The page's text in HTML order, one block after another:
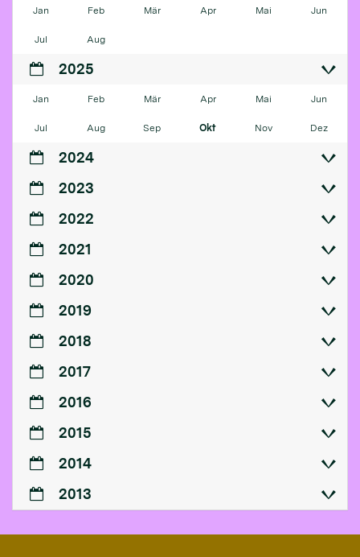
Jan Feb Mär Apr Mai Jun
Jul Aug
2025
Jan Feb Mär Apr Mai Jun
Jul Aug Sep Okt Nov Dez
2024
2023
2022
2021
2020
2019
2018
2017
2016
2015
2014
2013